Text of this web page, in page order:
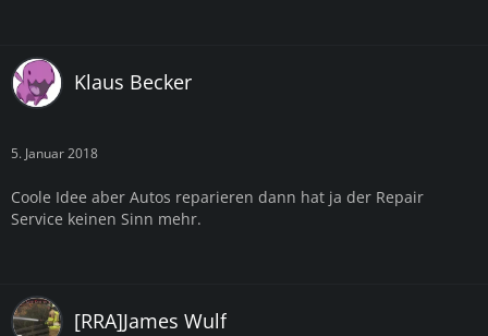
Klaus Becker
5. Januar 2018
Coole Idee aber Autos reparieren dann hat ja der Repair
Service keinen Sinn mehr.
[RRA]James Wulf